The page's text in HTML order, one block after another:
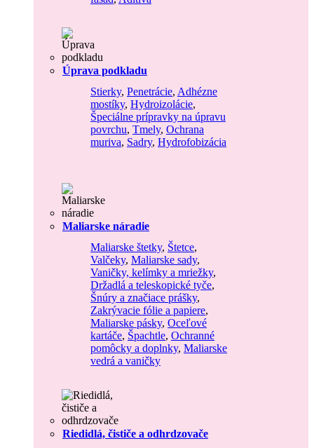
Úprava podkladu
Stierky, Penetrácie, Adhézne
mostíky, Hydroizolácie,
Špeciálne prípravky na úpravu
povrchu, Tmely, Ochrana
muriva, Sadry, Hydrofobizácia
Maliarske náradie
Maliarske štetky, Štetce,
Valčeky, Maliarske sady,
Vaničky, kelímky a mriežky,
Držadlá a teleskopické tyče,
Šnúry a značiace prášky,
Zakrývacie fólie a papiere,
Maliarske pásky, Oceľové
kartáče, Špachtle, Ochranné
pomôcky a doplnky, Maliarske
vedrá a vaničky
Riedidlá, čističe a odhrdzovače